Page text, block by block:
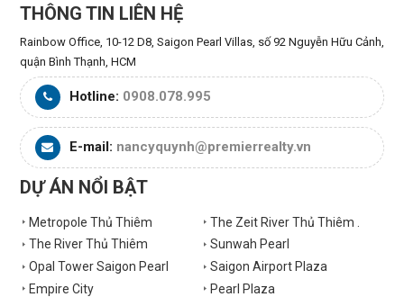
THÔNG TIN LIÊN HỆ
Rainbow Office, 10-12 D8, Saigon Pearl Villas, số 92 Nguyễn Hữu Cảnh,
quận Bình Thạnh, HCM
Hotline: 0908.078.995
E-mail: nancyquynh@premierrealty.vn
DỰ ÁN NỔI BẬT
Metropole Thủ Thiêm
The Zeit River Thủ Thiêm .
The River Thủ Thiêm
Sunwah Pearl
Opal Tower Saigon Pearl
Saigon Airport Plaza
Empire City
Pearl Plaza